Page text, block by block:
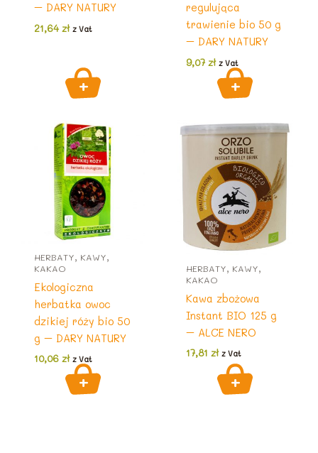
– DARY NATURY
21,64 zł z Vat
regulująca
trawienie bio 50 g
– DARY NATURY
9,07zł z Vat
HERBATY, KAWY,
KAKAO
Ekologiczna
herbatka owoc
dzikiej róży bio 50
g – DARY NATURY
10,06 zł z Vat
HERBATY, KAWY,
KAKAO
Kawa zbożowa
Instant BIO 125 g
– ALCE NERO
17,81 zł z Vat